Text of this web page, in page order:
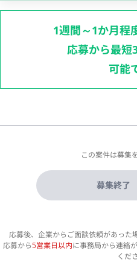
1週間～1か月程
応募から最短
可能
この案件は募集
募集終了
応募後、企業からご面談依頼があった
応募から5営業日以内に事務局から連絡
くだ